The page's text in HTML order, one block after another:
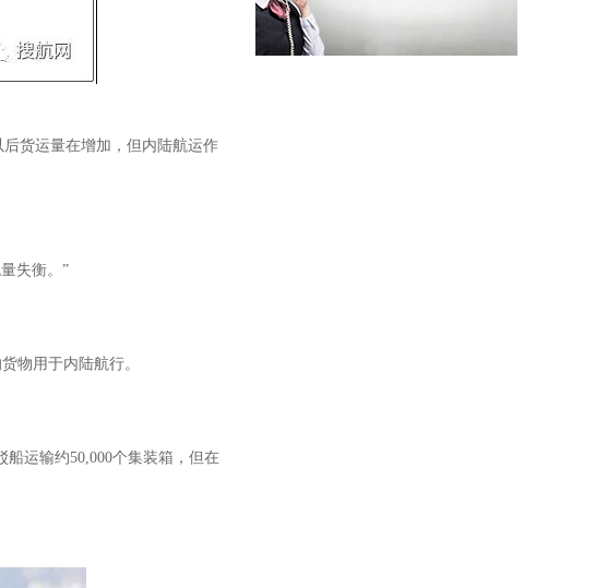
后货运量在增加，但内陆航运作
失衡。”
物用于内陆航行。
运输约50,000个集装箱，但在